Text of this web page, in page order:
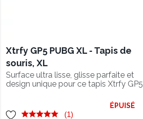
Xtrfy GP5 PUBG XL - Tapis de
souris, XL
Surface ultra lisse, glisse parfaite et
design unique pour ce tapis Xtrfy GP5
(1)
ÉPUISÉ